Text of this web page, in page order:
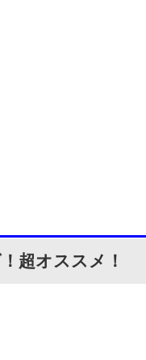
超オススメ！